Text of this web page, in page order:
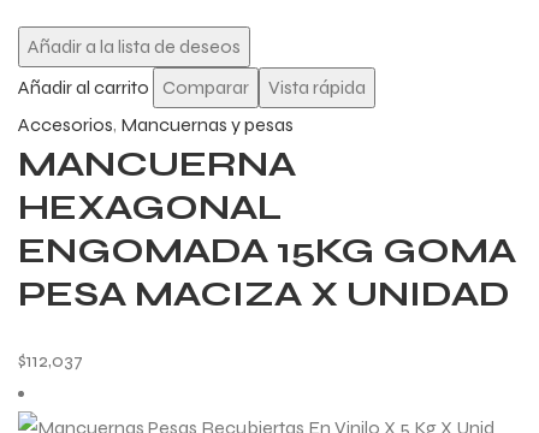
Añadir a la lista de deseos
Añadir al carrito
Comparar
Vista rápida
Accesorios, Mancuernas y pesas
MANCUERNA
HEXAGONAL
ENGOMADA 15KG GOMA
PESA MACIZA X UNIDAD
$112,037